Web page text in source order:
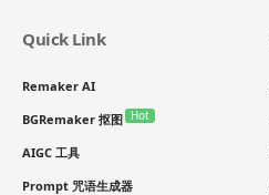
Quick Link
Remaker AI
BGRemaker 抠图 Hot
AIGC 工具
Prompt 咒语生成器